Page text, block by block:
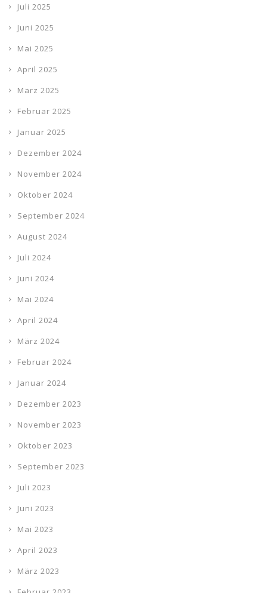
Juli 2025
Juni 2025
Mai 2025
April 2025
März 2025
Februar 2025
Januar 2025
Dezember 2024
November 2024
Oktober 2024
September 2024
August 2024
Juli 2024
Juni 2024
Mai 2024
April 2024
März 2024
Februar 2024
Januar 2024
Dezember 2023
November 2023
Oktober 2023
September 2023
Juli 2023
Juni 2023
Mai 2023
April 2023
März 2023